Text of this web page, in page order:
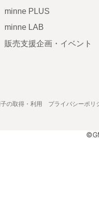
minne PLUS
minne LAB
販売支援企画・イベント
の取得・利用 プライバシーポリ